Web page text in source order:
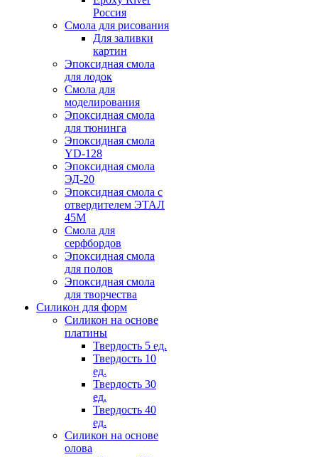
Россия
Смола для рисования
Для заливки
картин
Эпоксидная смола
для лодок
Смола для
моделирования
Эпоксидная смола
для тюнинга
Эпоксидная смола
YD-128
Эпоксидная смола
ЭД-20
Эпоксидная смола с
отвердителем ЭТАЛ
45М
Смола для
серфбордов
Эпоксидная смола
для полов
Эпоксидная смола
для творчества
Силикон для форм
Силикон на основе
платины
Твердость 5 ед.
Твердость 10
ед.
Твердость 30
ед.
Твердость 40
ед.
Силикон на основе
олова